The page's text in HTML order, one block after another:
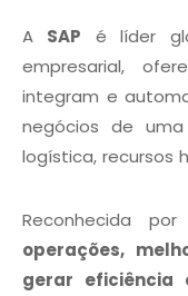
A SAP é líder
empresarial,
integram e
negócios de
logística, recursos
Reconhecida
operações,
gerar eficiência